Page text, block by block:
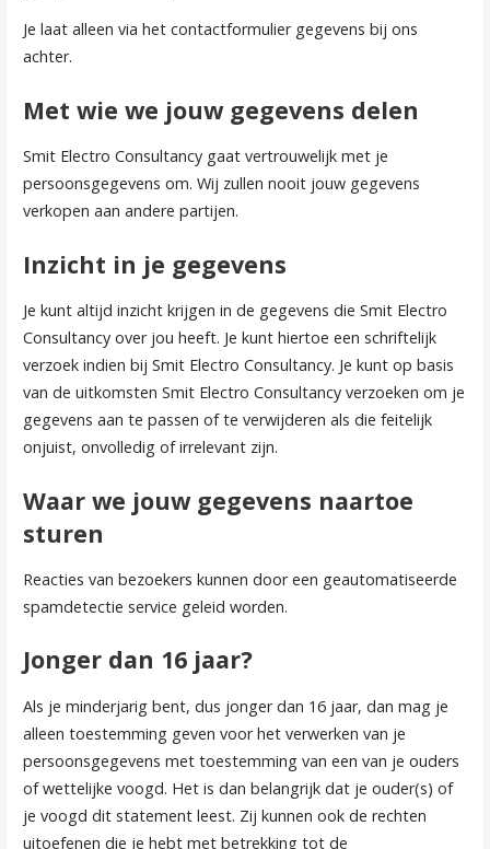
Je laat alleen via het contactformulier gegevens bij ons
achter.
Met wie we jouw gegevens delen
Smit Electro Consultancy gaat vertrouwelijk met je
persoonsgegevens om. Wij zullen nooit jouw gegevens
verkopen aan andere partijen.
Inzicht in je gegevens
Je kunt altijd inzicht krijgen in de gegevens die Smit Electro
Consultancy over jou heeft. Je kunt hiertoe een schriftelijk
verzoek indien bij Smit Electro Consultancy. Je kunt op basis
van de uitkomsten Smit Electro Consultancy verzoeken om je
gegevens aan te passen of te verwijderen als die feitelijk
onjuist, onvolledig of irrelevant zijn.
Waar we jouw gegevens naartoe
sturen
Reacties van bezoekers kunnen door een geautomatiseerde
spamdetectie service geleid worden.
Jonger dan 16 jaar?
Als je minderjarig bent, dus jonger dan 16 jaar, dan mag je
alleen toestemming geven voor het verwerken van je
persoonsgegevens met toestemming van een van je ouders
of wettelijke voogd. Het is dan belangrijk dat je ouder(s) of
je voogd dit statement leest. Zij kunnen ook de rechten
uitoefenen die je hebt met betrekking tot de